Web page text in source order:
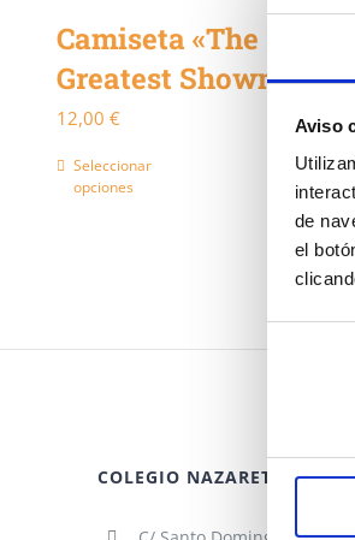
Aviso
de
el
Camiseta «The
Greatest Showman»
12,00 €
Seleccionar
opciones
variantes.
pueden
COLEGIO NAZARET